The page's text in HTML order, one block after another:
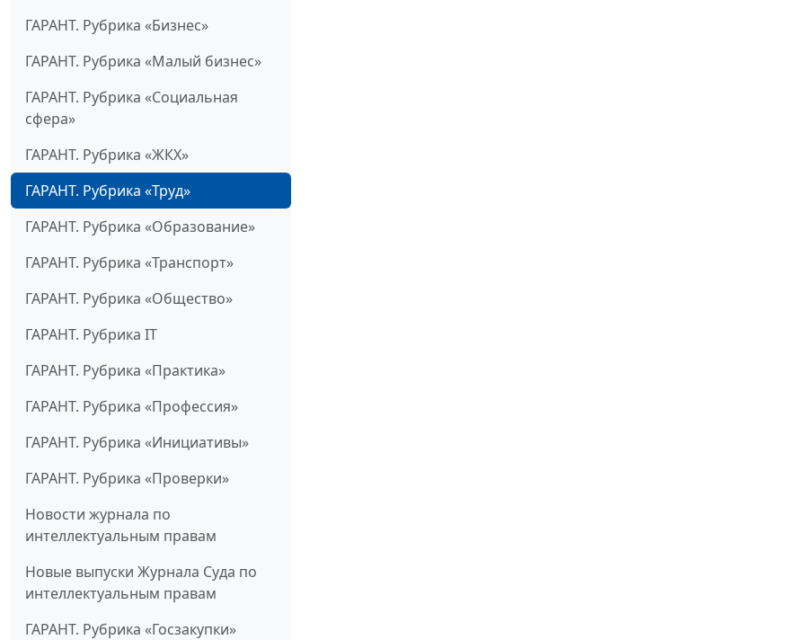
ГАРАНТ. Рубрика «Бизнес»
ГАРАНТ. Рубрика «Малый бизнес»
ГАРАНТ. Рубрика «Социальная
сфера»
ГАРАНТ. Рубрика «ЖКХ»
ГАРАНТ. Рубрика «Труд»
ГАРАНТ. Рубрика «Образование»
ГАРАНТ. Рубрика «Транспорт»
ГАРАНТ. Рубрика «Общество»
ГАРАНТ. Рубрика IT
ГАРАНТ. Рубрика «Практика»
ГАРАНТ. Рубрика «Профессия»
ГАРАНТ. Рубрика «Инициативы»
ГАРАНТ. Рубрика «Проверки»
Новости журнала по
интеллектуальным правам
Новые выпуски Журнала Суда по
интеллектуальным правам
ГАРАНТ. Рубрика «Госзакупки»